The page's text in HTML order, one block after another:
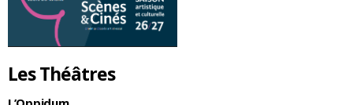
Les Théâtres